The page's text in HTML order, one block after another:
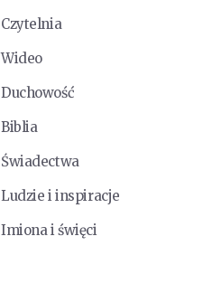
Czytelnia
Wideo
Duchowość
Biblia
Świadectwa
Ludzie i inspiracje
Imiona i święci